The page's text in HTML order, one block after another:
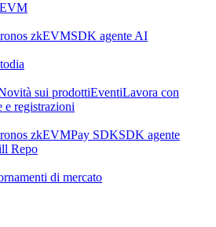
zkEVMSDK agente AI
sui prodottiEventiLavora con
e registrazioni
zkEVMPay SDKSDK agente
Repo
di mercato